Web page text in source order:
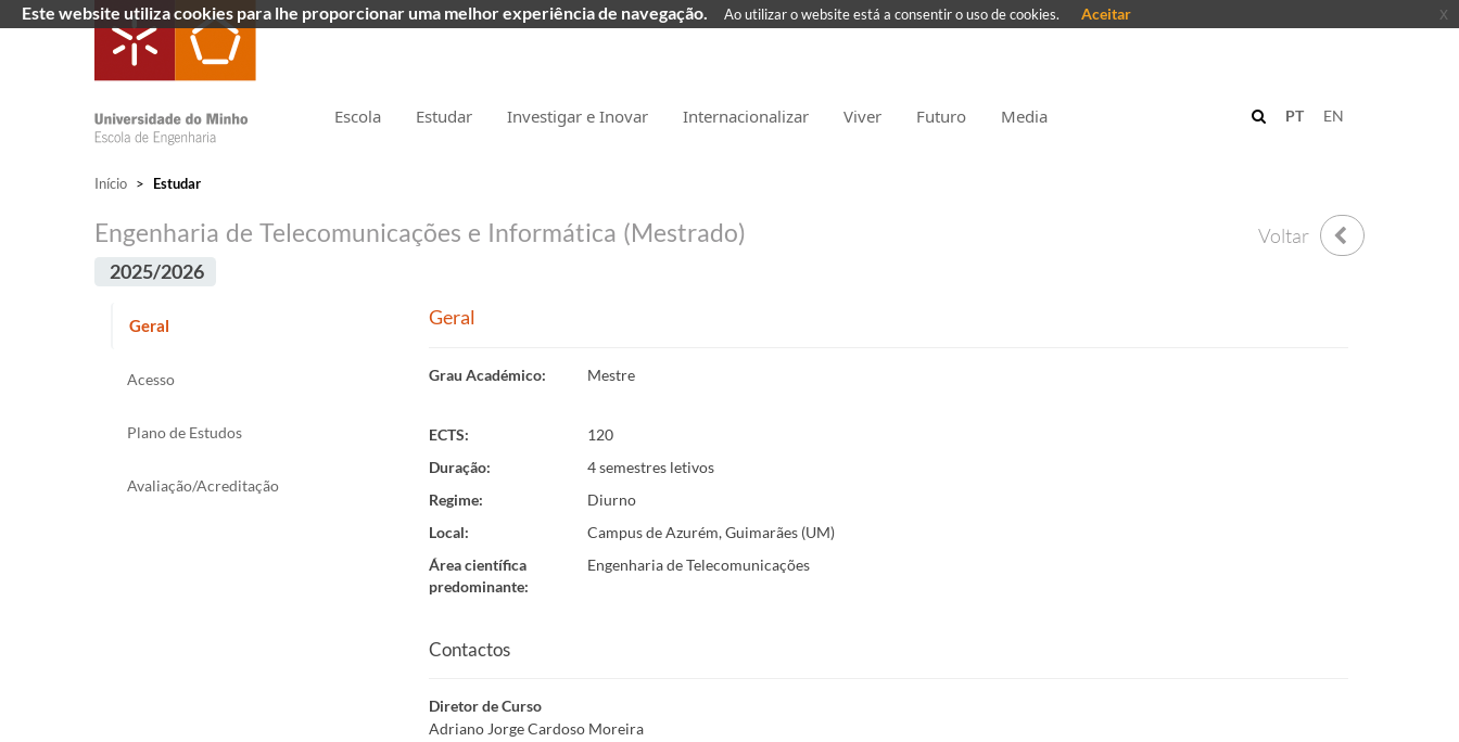
Escola Estudar Investigar e Inovar Internacionalizar Viver Futuro Media EN
PT
Início > Estudar
Voltar
Engenharia de Telecomunicações e Informática (Mestrado)
2025/2026
Geral
Acesso
Plano de Estudos
Avaliação/Acreditação
Geral
Grau Académico: Mestre
ECTS:
120
Duração:
4 semestres letivos
Regime:
Diurno
Local:
Campus de Azurém, Guimarães (UM)
Área científica
predominante:
Engenharia de Telecomunicações
Contactos
Diretor de Curso
Adriano Jorge Cardoso Moreira
Este website utiliza cookies para lhe proporcionar uma melhor experiência de navegação. Ao utilizar o website está a consentir o uso de cookies. Aceitar x